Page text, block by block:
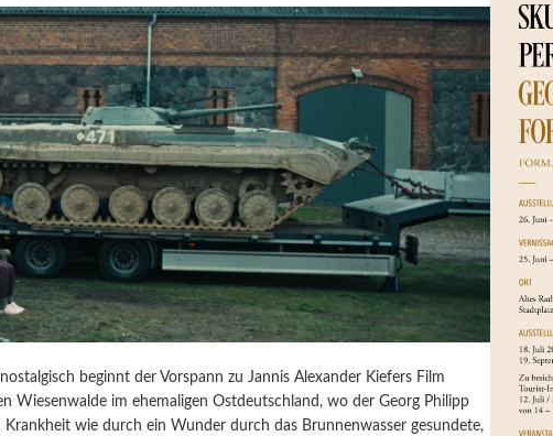
Á
Č
E
K
S
„
D
I
E
A
U
S
F
L
G
E
beginnt der Vorspann zu Jannis Alexander Kiefers Film
Wiesenwalde im ehemaligen Ostdeutschland, wo der Georg Philipp
wie durch ein Wunder durch das Brunnenwasser gesundete,